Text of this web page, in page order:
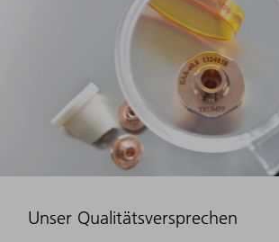
Unser Qualitätsversprechen